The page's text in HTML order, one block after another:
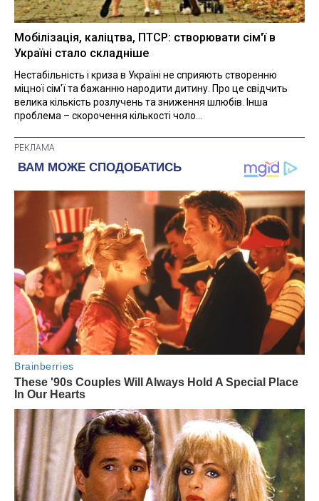
Мобілізація, каліцтва, ПТСР: створювати сім'ї в
Україні стало складніше
Нестабільність і криза в Україні не сприяють створенню
міцної сім'ї та бажанню народити дитину. Про це свідчить
велика кількість розлучень та зниження шлюбів. Інша
проблема – скорочення кількості чоло...